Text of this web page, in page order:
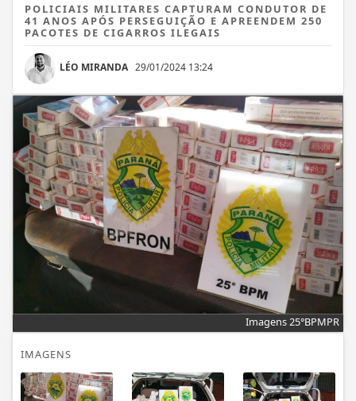
POLICIAIS MILITARES CAPTURAM CONDUTOR DE
41 ANOS APÓS PERSEGUIÇÃO E APREENDEM 250
PACOTES DE CIGARROS ILEGAIS
LÉO MIRANDA 29/01/2024 13:24
Imagens 25°BPMPR
IMAGENS